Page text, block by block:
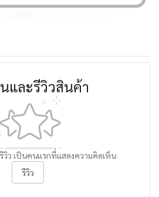
และรีวิวสินค้า
วิว เป็นคนแรกที่แสดงความคิดเห็น
รีวิว